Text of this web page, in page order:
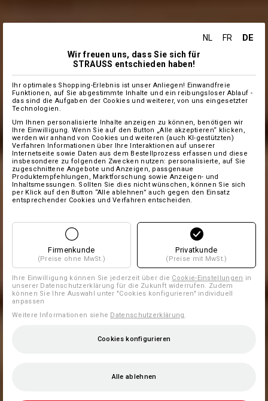
NL FR DE
Wir freuen uns, dass Sie sich für
STRAUSS entschieden haben!
Ihr optimales Shopping-Erlebnis ist unser Anliegen! Einwandfreie
Funktionen, auf Sie abgestimmte Inhalte und ein reibungsloser Ablauf -
das sind die Aufgaben der Cookies und weiterer, von uns eingesetzter
Technologien.
Um Ihnen personalisierte Inhalte anzeigen zu können, benötigen wir
Ihre Einwilligung. Wenn Sie auf den Button „Alle akzeptieren“ klicken,
werden wir anhand von Cookies und weiteren (auch KI-gestützten)
Verfahren Informationen über Ihre Interaktionen auf unserer
Internetseite sowie Daten aus dem Bestellprozess erfassen und diese
insbesondere zu folgenden Zwecken nutzen: personalisierte, auf Sie
zugeschnittene Angebote und Anzeigen, passgenaue
Produktempfehlungen, Marktforschung sowie Anzeigen- und
Inhaltsmessungen. Sollten Sie dies nicht wünschen, können Sie sich
per Klick auf den Button “Alle ablehnen” auch gegen den Einsatz
entsprechender Cookies und Verfahren entscheiden.
Firmenkunde
(Preise ohne MwSt.)
Privatkunde
(Preise mit MwSt.)
Ihre Einwilligung können Sie jederzeit über die Cookie-Einstellungen in
unserer Datenschutzerklärung für die Zukunft widerrufen. Zudem
können Sie Ihre Auswahl unter "Cookies konfigurieren" individuell
anpassen
Weitere Informationen siehe Datenschutzerklärung.
Cookies konfigurieren
Alle ablehnen